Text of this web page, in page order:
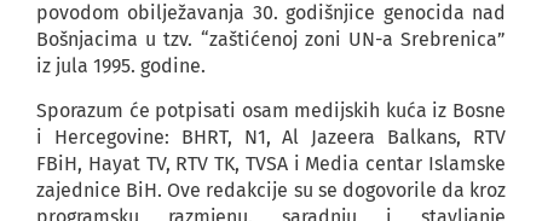
povodom obilježavanja 30. godišnjice genocida nad
Bošnjacima u tzv. “zaštićenoj zoni UN-a Srebrenica”
iz jula 1995. godine.
Sporazum će potpisati osam medijskih kuća iz Bosne
i Hercegovine: BHRT, N1, Al Jazeera Balkans, RTV
FBiH, Hayat TV, RTV TK, TVSA i Media centar Islamske
zajednice BiH. Ove redakcije su se dogovorile da kroz